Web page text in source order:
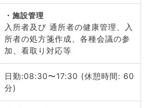
施設管理
入所者及び 通所者の健康管理、入
所者の処方箋作成、各種会議の参
加、看取り対応等
日勤:08:30〜17:30 (休憩時間: 60
分)